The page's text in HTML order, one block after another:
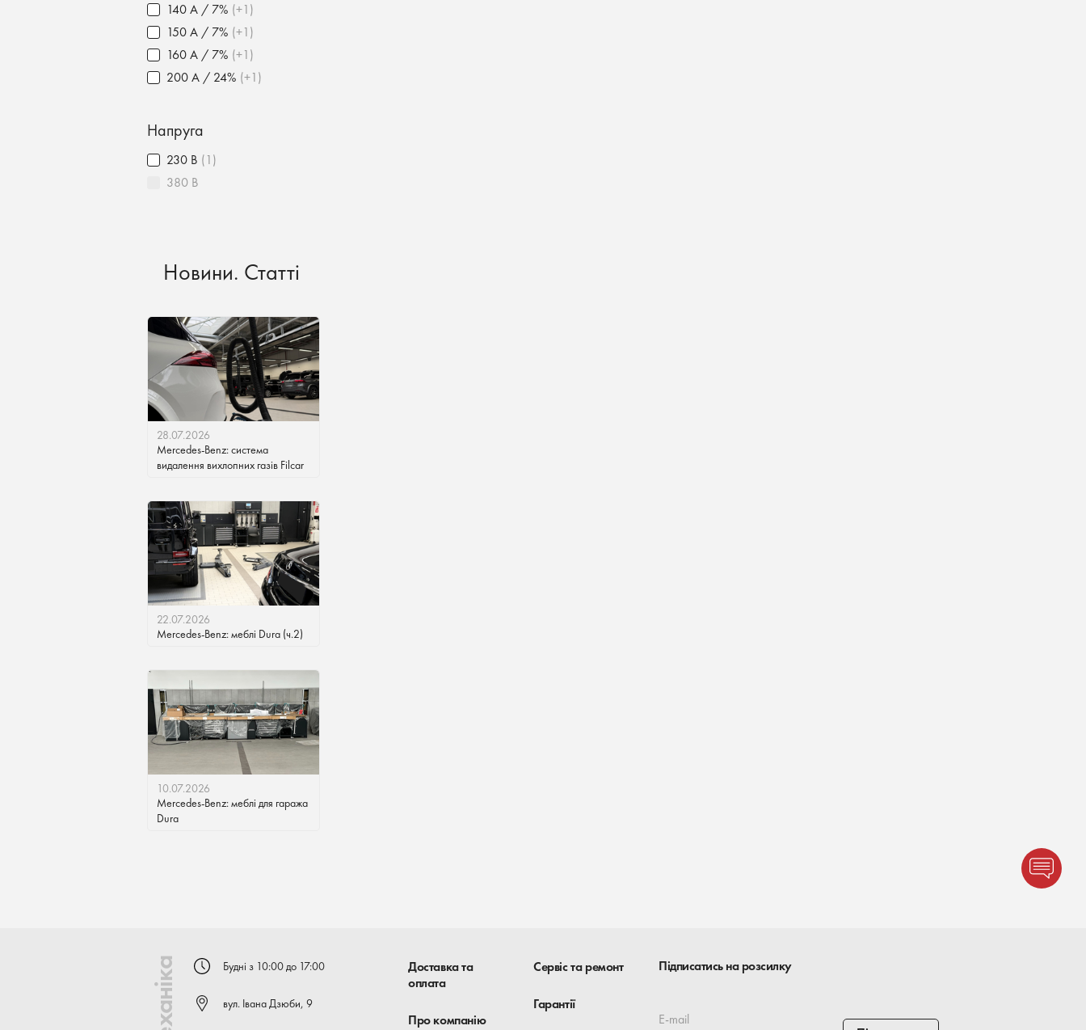
140 А / 7% (+1)
150 А / 7% (+1)
160 А / 7% (+1)
200 А / 24% (+1)
Напруга
230 В (1)
380 В
Новини. Статті
28.07.2026
Mercedes-Benz: система
видалення вихлопних газів Filcar
22.07.2026
Mercedes-Benz: меблі Dura (ч.2)
10.07.2026
Mercedes-Benz: меблі для гаража
Dura
Будні з 10:00 до 17:00
вул. Івана Дзюби, 9
Доставка та
оплата
Про компанію
Сервіс та ремонт
Гарантії
Підписатись на розсилку
E-mail